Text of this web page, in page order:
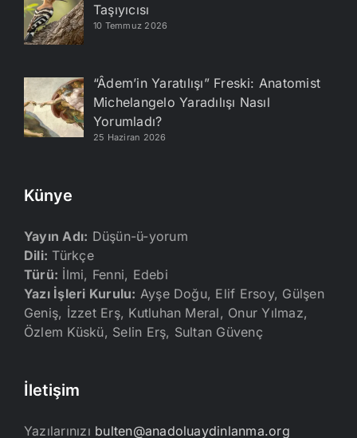
Taşıyıcısı
10 Temmuz 2026
“Âdem’in Yaratılışı” Freski: Anatomist
Michelangelo Yaradılışı Nasıl
Yorumladı?
25 Haziran 2026
Künye
Yayın Adı: Düşün-ü-yorum
Dili: Türkçe
Türü: İlmi, Fenni, Edebi
Yazı İşleri Kurulu: Ayşe Doğu, Elif Ersoy, Gülşen
Geniş, İzzet Erş, Kutluhan Meral, Onur Yılmaz,
Özlem Küskü, Selin Erş, Sultan Güvenç
İletişim
Yazılarınızı bulten@anadoluaydinlanma.org